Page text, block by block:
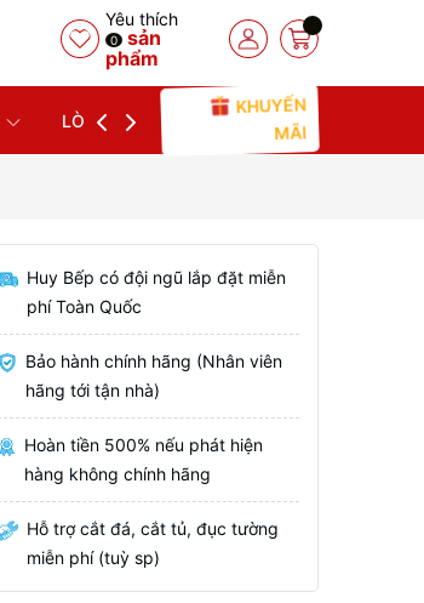
Yêu thích
0
sản
phẩm
LÒ NƯỚNG LÒ VI SÓNG
KHUYẾN
MÃI
Huy Bếp có đội ngũ lắp đặt miễn
phí Toàn Quốc
Bảo hành chính hãng (Nhân viên
hãng tới tận nhà)
Hoàn tiền 500% nếu phát hiện
hàng không chính hãng
Hỗ trợ cắt đá, cắt tủ, đục tường
miễn phí (tuỳ sp)